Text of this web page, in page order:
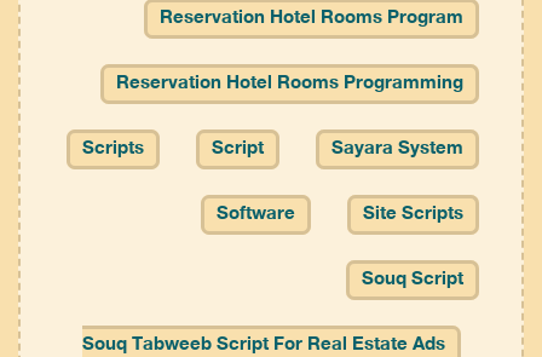
Reservation Hotel Rooms Program
Reservation Hotel Rooms Programming
Sayara System
Script
Scripts
Site Scripts
Software
Souq Script
Souq Tabweeb Script For Real Estate Ads